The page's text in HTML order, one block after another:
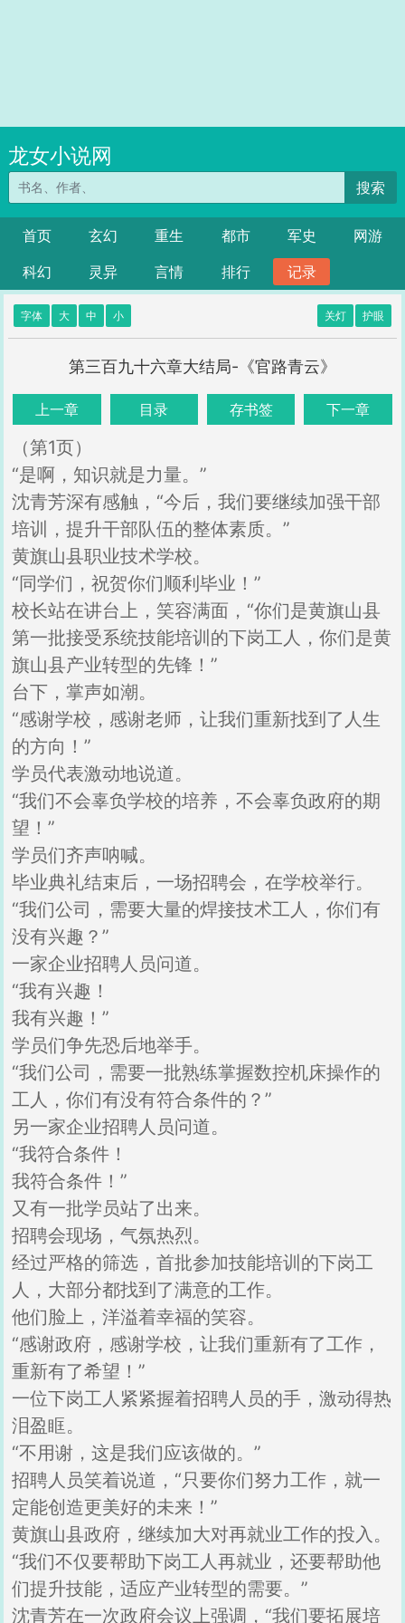
龙女小说网
搜索
首页 玄幻 重生 都市 军史
网游
科幻
灵异 言情 排行 记录
字体 大 中 小 关灯 护眼
第三百九十六章大结局-《官路青云》
上一章 目录 存书签 下一章
（第1页）
“是啊，知识就是力量。”
沈青芳深有感触，“今后，我们要继续加强干部
培训，提升干部队伍的整体素质。”
黄旗山县职业技术学校。
“同学们，祝贺你们顺利毕业！”
校长站在讲台上，笑容满面，“你们是黄旗山县
第一批接受系统技能培训的下岗工人，你们是黄
旗山县产业转型的先锋！”
台下，掌声如潮。
“感谢学校，感谢老师，让我们重新找到了人生
的方向！”
学员代表激动地说道。
“我们不会辜负学校的培养，不会辜负政府的期
望！”
学员们齐声呐喊。
毕业典礼结束后，一场招聘会，在学校举行。
“我们公司，需要大量的焊接技术工人，你们有
没有兴趣？”
一家企业招聘人员问道。
“我有兴趣！
我有兴趣！”
学员们争先恐后地举手。
“我们公司，需要一批熟练掌握数控机床操作的
工人，你们有没有符合条件的？”
另一家企业招聘人员问道。
“我符合条件！
我符合条件！”
又有一批学员站了出来。
招聘会现场，气氛热烈。
经过严格的筛选，首批参加技能培训的下岗工
人，大部分都找到了满意的工作。
他们脸上，洋溢着幸福的笑容。
“感谢政府，感谢学校，让我们重新有了工作，
重新有了希望！”
一位下岗工人紧紧握着招聘人员的手，激动得热
泪盈眶。
“不用谢，这是我们应该做的。”
招聘人员笑着说道，“只要你们努力工作，就一
定能创造更美好的未来！”
黄旗山县政府，继续加大对再就业工作的投入。
“我们不仅要帮助下岗工人再就业，还要帮助他
们提升技能，适应产业转型的需要。”
沈青芳在一次政府会议上强调，“我们要拓展培